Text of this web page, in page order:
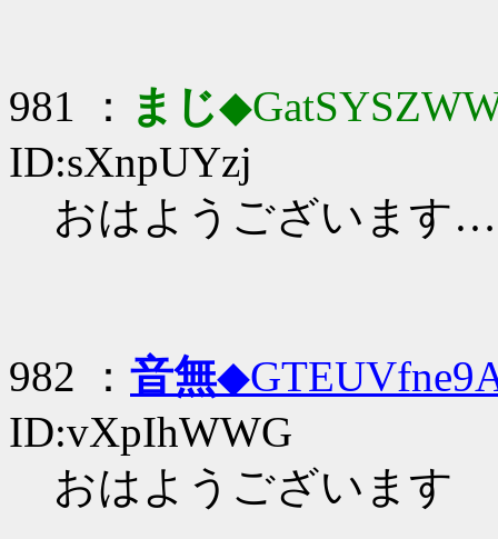
981 ： まじ
ID:sXnpUYzj
おはようございます
982 ： 音無
ID:vXpIhWWG
おはようございます